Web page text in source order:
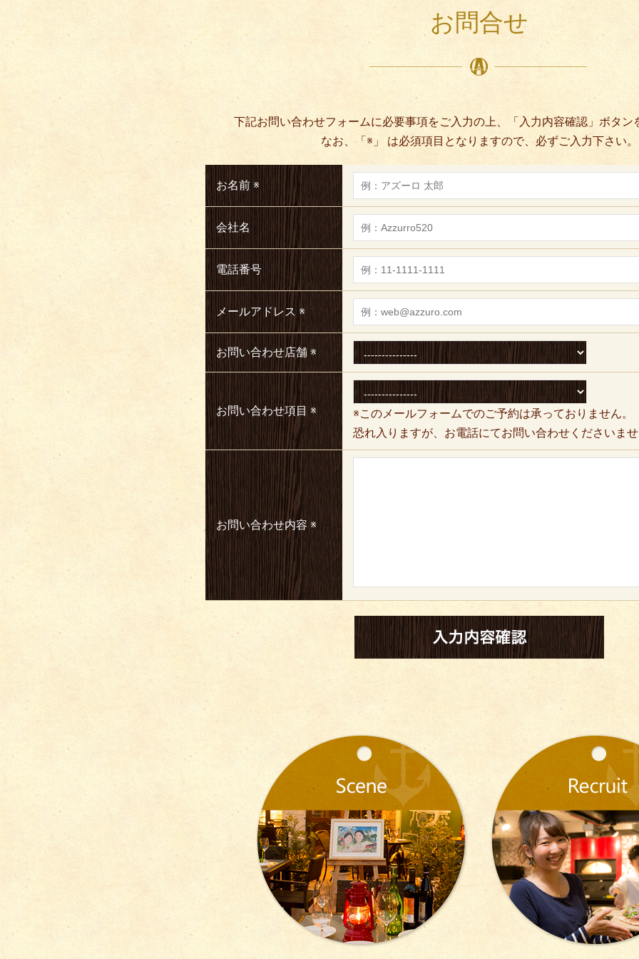
お問合せ
下記お問い合わせフォームに必要事項をご入力の上、「入力内容確認」ボタン
なお、「※ 」 は必須項目となりますので、必ずご入力下さい。
お名前 ※
会社名
電話番号
メールアドレス ※
お問い合わせ店舗 ※
お問い合わせ項目※
※このメールフォームでのご予約は承っておりません。
恐れ入りますが、お電話にてお問い合わせくださいま
お問い合わせ内容 ※